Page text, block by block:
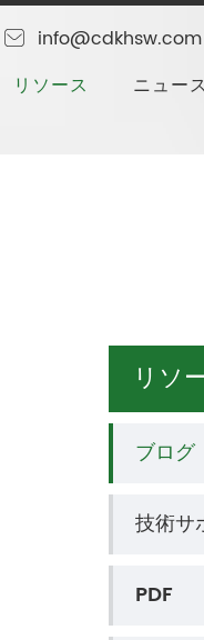
info@cdkhsw.com
リソース ニュー
リソ
ブログ
技術サ
PDF